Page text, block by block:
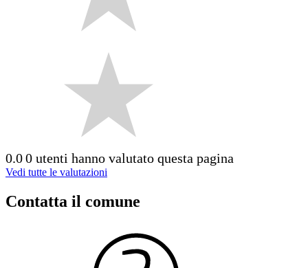
0.00 utenti hanno valutato questa pagina
Vedi tutte le valutazioni
Contatta il comune